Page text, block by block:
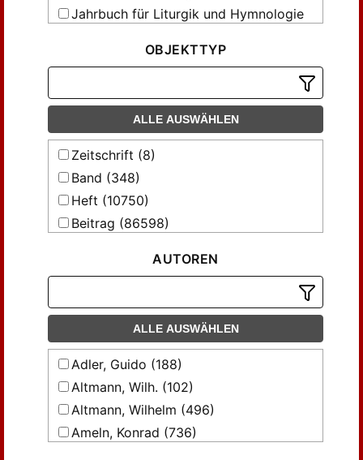
Jahrbuch für Liturgik und Hymnologie
Musikforschung
Süddeutsche Musik-Zeitung
Vierteljahrsschrift für
Musikwissenschaft
OBJEKTTYP
ALLE AUSWÄHLEN
Zeitschrift (8)
Band (348)
Heft (10750)
Beitrag (86598)
AUTOREN
ALLE AUSWÄHLEN
Adler, Guido (188)
Altmann, Wilh. (102)
Altmann, Wilhelm (496)
Ameln, Konrad (736)